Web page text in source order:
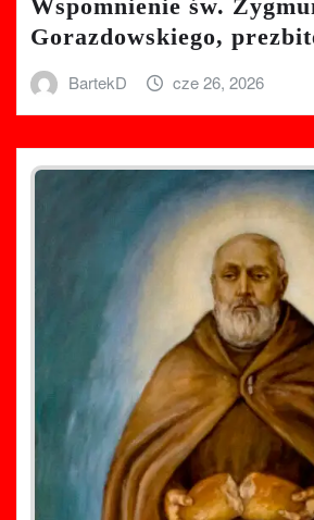
Wspomnienie św.
Gorazdowskiego,
BartekD cze 26, 2026